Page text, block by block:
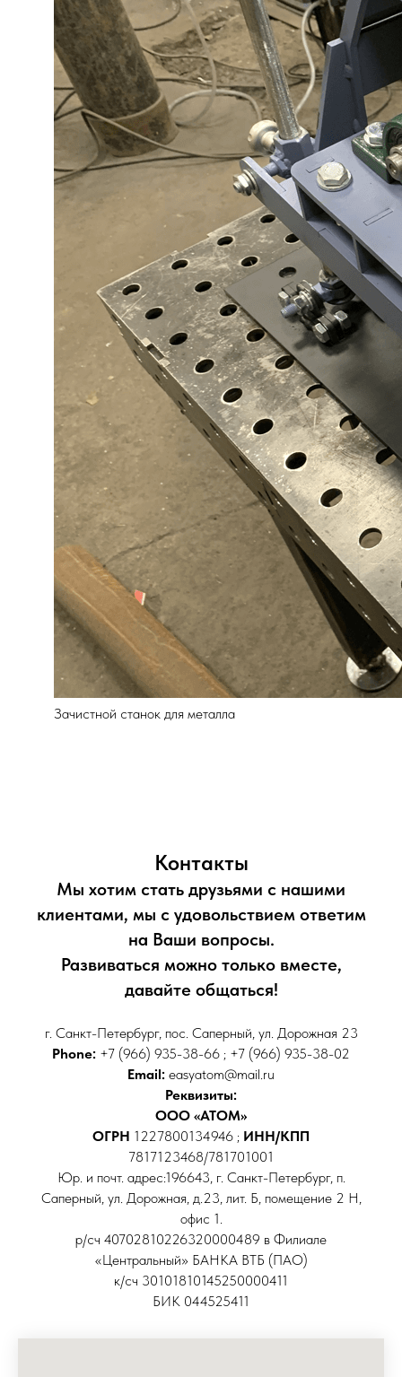
Зачистной станок для металла
Контакты
Мы хотим стать друзьями с нашими
клиентами, мы с удовольствием ответим
на Ваши вопросы.
Развиваться можно только вместе,
давайте общаться!
г. Санкт-Петербург, пос. Саперный, ул. Дорожная 23
Phone: +7 (966) 935-38-66 ; +7 (966) 935-38-02
Email: easyatom@mail.ru
Реквизиты:
ООО «АТОМ»
ОГРН 1227800134946 ; ИНН/КПП
7817123468/781701001
Юр. и почт. адрес:196643, г. Санкт-Петербург, п.
Саперный, ул. Дорожная, д.23, лит. Б, помещение 2 Н,
офис 1.
р/сч 40702810226320000489 в Филиале
«Центральный» БАНКА ВТБ (ПАО)
к/сч 30101810145250000411
БИК 044525411